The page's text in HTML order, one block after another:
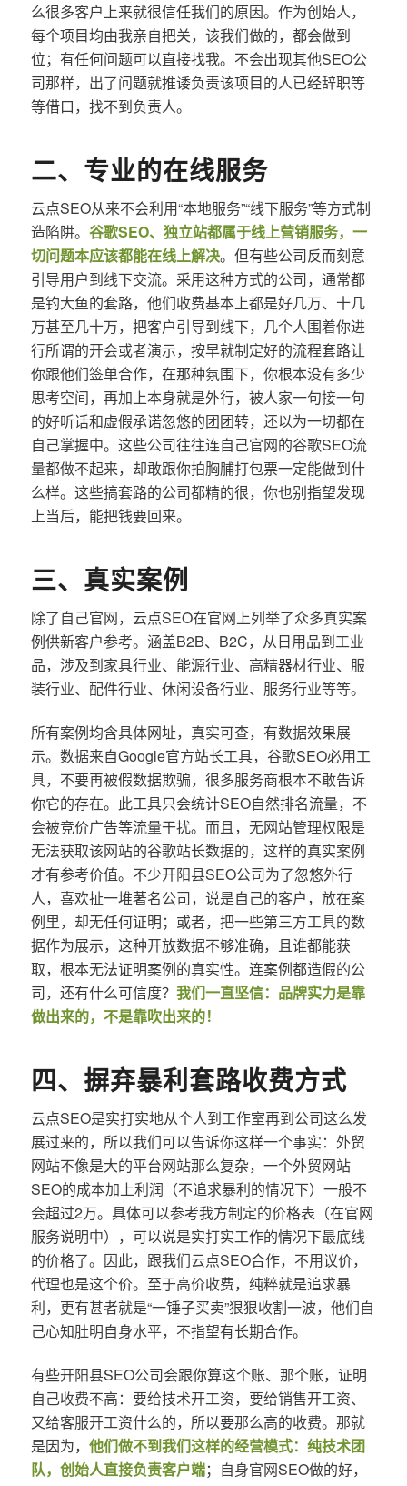
么很多客户上来就很信任我们的原因。作为创始人，
每个项目均由我亲自把关，该我们做的，都会做到
位；有任何问题可以直接找我。不会出现其他SEO公
司那样，出了问题就推诿负责该项目的人已经辞职等
等借口，找不到负责人。
二、专业的在线服务
云点SEO从来不会利用“本地服务”“线下服务”等方式制
造陷阱。 谷歌SEO、独立站都属于线上营销服务，一
切问题本应该都能在线上解决。但有些公司反而刻意
引导用户到线下交流。采用这种方式的公司，通常都
是钓大鱼的套路，他们收费基本上都是好几万、十几
万甚至几十万，把客户引导到线下，几个人围着你进
行所谓的开会或者演示，按早就制定好的流程套路让
你跟他们签单合作，在那种氛围下，你根本没有多少
思考空间，再加上本身就是外行，被人家一句接一句
的好听话和虚假承诺忽悠的团团转，还以为一切都在
自己掌握中。这些公司往往连自己官网的谷歌SEO流
量都做不起来，却敢跟你拍胸脯打包票一定能做到什
么样。这些搞套路的公司都精的很，你也别指望发现
上当后，能把钱要回来。
三、真实案例
除了自己官网，云点SEO在官网上列举了众多真实案
例供新客户参考。涵盖B2B、B2C，从日用品到工业
品，涉及到家具行业、能源行业、高精器材行业、服
装行业、配件行业、休闲设备行业、服务行业等等。
所有案例均含具体网址，真实可查，有数据效果展
示。数据来自Google官方站长工具，谷歌SEO必用工
具，不要再被假数据欺骗，很多服务商根本不敢告诉
你它的存在。此工具只会统计SEO自然排名流量，不
会被竞价广告等流量干扰。而且，无网站管理权限是
无法获取该网站的谷歌站长数据的，这样的真实案例
才有参考价值。不少开阳县SEO公司为了忽悠外行
人，喜欢扯一堆著名公司，说是自己的客户，放在案
例里，却无任何证明；或者，把一些第三方工具的数
据作为展示，这种开放数据不够准确，且谁都能获
取，根本无法证明案例的真实性。连案例都造假的公
司，还有什么可信度？ 我们一直坚信：品牌实力是靠
做出来的，不是靠吹出来的！
四、摒弃暴利套路收费方式
云点SEO是实打实地从个人到工作室再到公司这么发
展过来的，所以我们可以告诉你这样一个事实：外贸
网站不像是大的平台网站那么复杂，一个外贸网站
SEO的成本加上利润（不追求暴利的情况下）一般不
会超过2万。具体可以参考我方制定的价格表（在官网
服务说明中），可以说是实打实工作的情况下最底线
的价格了。因此，跟我们云点SEO合作，不用议价，
代理也是这个价。至于高价收费，纯粹就是追求暴
利，更有甚者就是“一锤子买卖”狠狠收割一波，他们自
己心知肚明自身水平，不指望有长期合作。
有些开阳县SEO公司会跟你算这个账、那个账，证明
自己收费不高：要给技术开工资，要给销售开工资、
又给客服开工资什么的，所以要那么高的收费。那就
是因为， 他们做不到我们这样的经营模式：纯技术团
队，创始人直接负责客户端；自身官网SEO做的好，